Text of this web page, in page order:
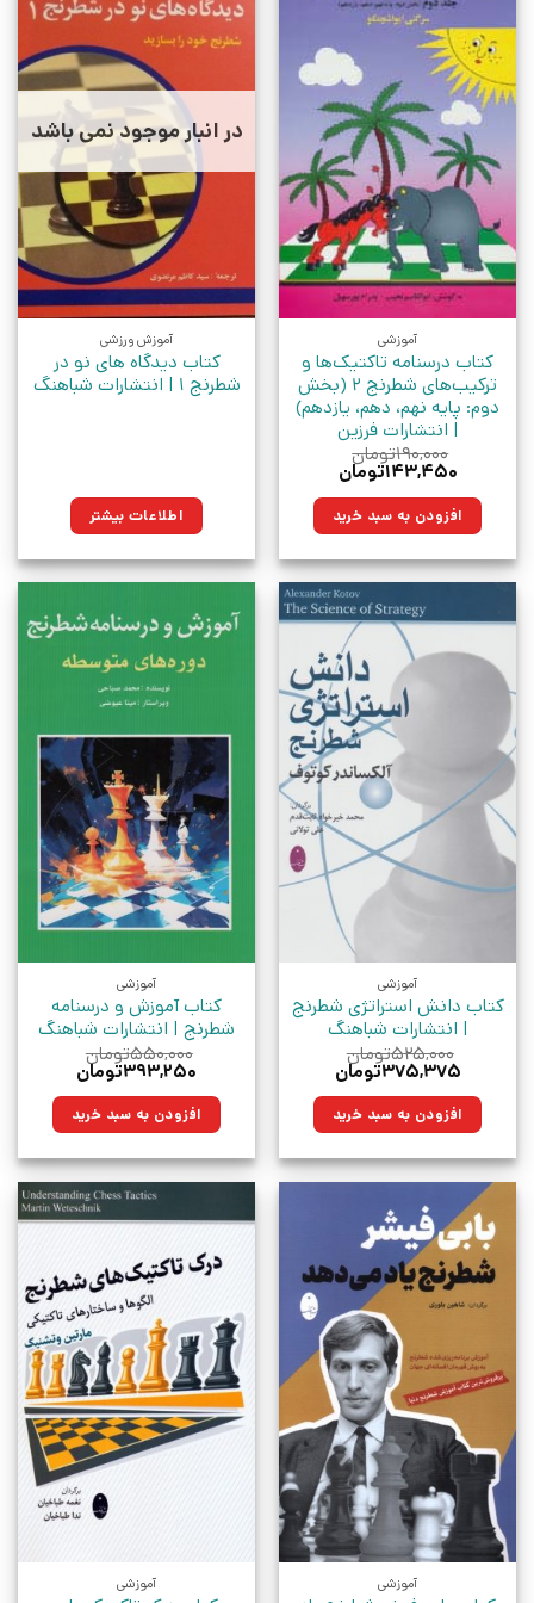
آموزشی
کتاب درسنامه تاکتیک‌ها و
ترکیب‌های شطرنج 2 (بخش
دوم: پایه نهم، دهم، یازدهم)
| انتشارات فرزین
۱۹۰,۰۰۰تومان
قیمت
۱۹۰,۰۰۰تومان
بود.
۱۴۳,۴۵۰تومان
۱۴۳,۴۵۰تومان.افزودن به سبد خرید
در انبار موجود نمی باشد
آموزش ورزشی
کتاب دیدگاه های نو در
شطرنج 1 | انتشارات شباهنگ
اطلاعات بیشتر
آموزشی
کتاب دانش استراتژی شطرنج
| انتشارات شباهنگ
۵۲۵,۰۰۰تومان
قیمت
۵۲۵,۰۰۰تومان
بود.
۳۷۵,۳۷۵تومان
۳۷۵,۳۷۵تومان. افزودن به سبد خرید
آموزشی
کتاب آموزش و درسنامه
شطرنج | انتشارات شباهنگ
۵۵۰,۰۰۰تومان
قیمت
۵۵۰,۰۰۰تومان
بود.
۳۹۳,۲۵۰تومان
۳۹۳,۲۵۰تومان.افزودن به سبد خرید
آموزشی آموزشی